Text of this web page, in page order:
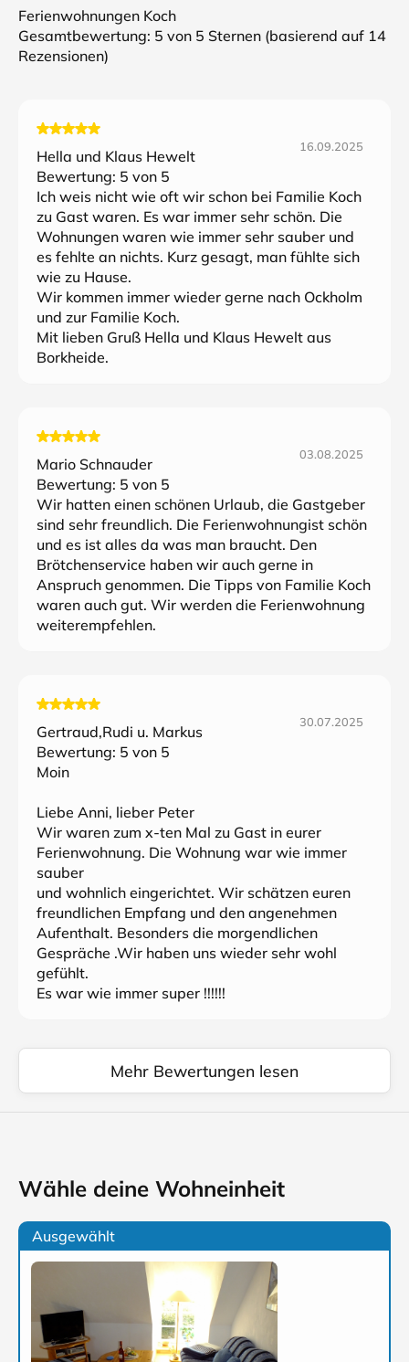
Ferienwohnungen Koch
Gesamtbewertung: 5 von 5 Sternen (basierend auf 14
Rezensionen)
Hella und Klaus Hewelt
16.09.2025
Bewertung: 5 von 5
Ich weis nicht wie oft wir schon bei Familie Koch
zu Gast waren. Es war immer sehr schön. Die
Wohnungen waren wie immer sehr sauber und
es fehlte an nichts. Kurz gesagt, man fühlte sich
wie zu Hause.
Wir kommen immer wieder gerne nach Ockholm
und zur Familie Koch.
Mit lieben Gruß Hella und Klaus Hewelt aus
Borkheide.
Mario Schnauder
03.08.2025
Bewertung: 5 von 5
Wir hatten einen schönen Urlaub, die Gastgeber
sind sehr freundlich. Die Ferienwohnungist schön
und es ist alles da was man braucht. Den
Brötchenservice haben wir auch gerne in
Anspruch genommen. Die Tipps von Familie Koch
waren auch gut. Wir werden die Ferienwohnung
weiterempfehlen.
Gertraud,Rudi u. Markus
30.07.2025
Bewertung: 5 von 5
Moin
Liebe Anni, lieber Peter
Wir waren zum x-ten Mal zu Gast in eurer
Ferienwohnung. Die Wohnung war wie immer
sauber
und wohnlich eingerichtet. Wir schätzen euren
freundlichen Empfang und den angenehmen
Aufenthalt. Besonders die morgendlichen
Gespräche .Wir haben uns wieder sehr wohl
gefühlt.
Es war wie immer super !!!!!!
Mehr Bewertungen lesen
Wähle deine Wohneinheit
Ausgewählt